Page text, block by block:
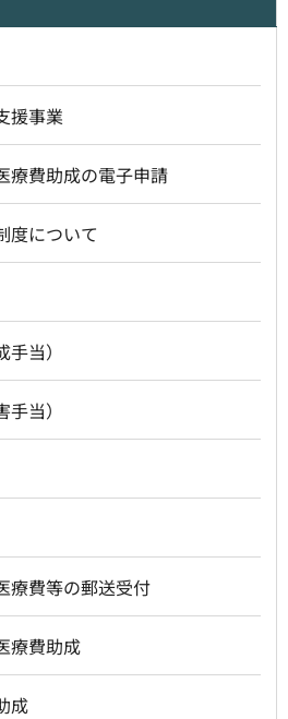
援事業
療費助成の電子申請
度について
当）
当）
療費等の郵送受付
療費助成
成